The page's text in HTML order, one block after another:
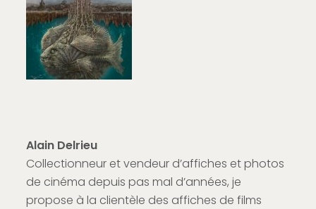
Alain Delrieu
Collectionneur et vendeur d’affiches et photos
de cinéma depuis pas mal d’années, je
propose à la clientèle des affiches de films